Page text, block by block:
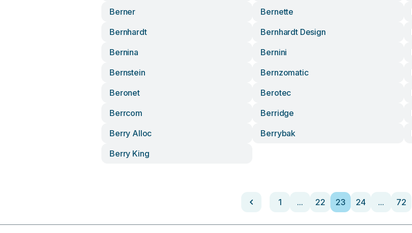
Berner
Bernette
Bernhardt
Bernhardt Design
Bernina
Bernini
Bernstein
Bernzomatic
Beronet
Berotec
Berrcom
Berridge
Berry Alloc
Berrybak
Berry King
1 ... 22 23 24 ... 72